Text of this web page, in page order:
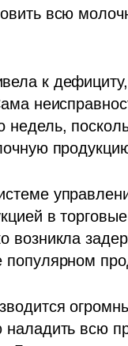
всю
к
недель,
в
возникла
всю